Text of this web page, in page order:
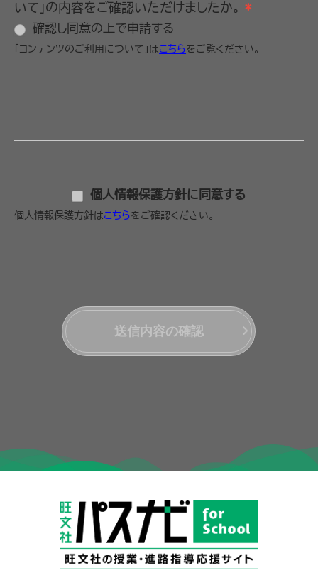
いて」の内容をご確認いただけましたか。 *
確認し同意の上で申請する
「コンテンツのご利用について」はこちらをご覧ください。
個人情報保護方針に同意する
個人情報保護方針はこちらをご確認ください。
送信内容の確認